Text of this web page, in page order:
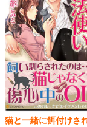
猫と一緒に餌付けさ